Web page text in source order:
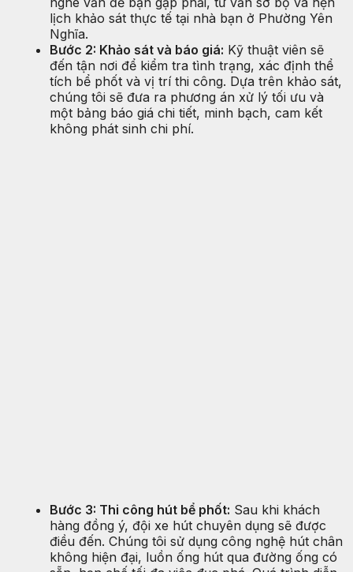
lịch khảo sát thực tế tại nhà bạn ở Phường Yên
Nghĩa.
Bước 2: Khảo sát và báo giá: Kỹ thuật viên sẽ
đến tận nơi để kiểm tra tình trạng, xác định thể
tích bể phốt và vị trí thi công. Dựa trên khảo sát,
chúng tôi sẽ đưa ra phương án xử lý tối ưu và
một bảng báo giá chi tiết, minh bạch, cam kết
không phát sinh chi phí.
Bước 3: Thi công hút bể phốt: Sau khi khách
hàng đồng ý, đội xe hút chuyên dụng sẽ được
điều đến. Chúng tôi sử dụng công nghệ hút chân
không hiện đại, luồn ống hút qua đường ống có